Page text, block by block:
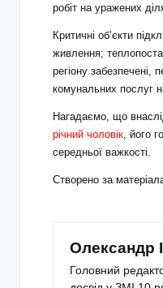
робіт на уражених
Критичні об’єкти
живлення;
регіону забезпечені,
комунальних послуг
Нагадаємо, що
річний чоловік , його
середньої важкості.
Створено за
Олександр
Головний